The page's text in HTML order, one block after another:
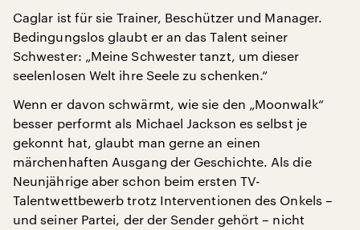
Caglar ist für sie Trainer, Beschützer und Manager.
Bedingungslos glaubt er an das Talent seiner
Schwester: „Meine Schwester tanzt, um dieser
seelenlosen Welt ihre Seele zu schenken.“
Wenn er davon schwärmt, wie sie den „Moonwalk“
besser performt als Michael Jackson es selbst je
gekonnt hat, glaubt man gerne an einen
märchenhaften Ausgang der Geschichte. Als die
Neunjährige aber schon beim ersten TV-
Talentwettbewerb trotz Interventionen des Onkels –
und seiner Partei, der der Sender gehört – nicht